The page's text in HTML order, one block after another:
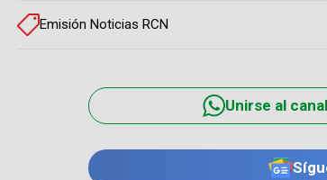
Emisión Noticias RCN
Unirse al